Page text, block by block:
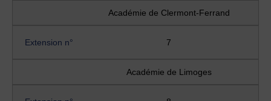
Académie de Clermont-Ferrand
Extension n° 7
Académie de Limoges